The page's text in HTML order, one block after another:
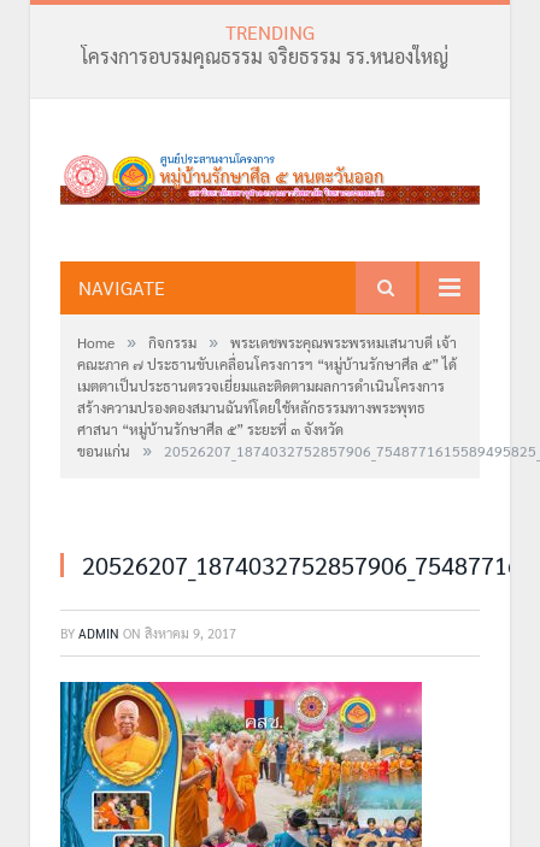
TRENDING
โครงการอบรมคุณธรรม จริยธรรม รร.หนองใหญ่
NAVIGATE
Home » กิจกรรม »
พระเดชพระคุณพระพรหมเสนาบดี เจ้า
คณะภาค ๗ ประธานขับเคลื่อนโครงการฯ “หมู่บ้านรักษาศีล ๕” ได้
เมตตาเป็นประธานตรวจเยี่ยมและติดตามผลการดำเนินโครงการ
สร้างความปรองดองสมานฉันท์โดยใช้หลักธรรมทางพระพุทธ
ศาสนา “หมู่บ้านรักษาศีล ๕” ระยะที่ ๓ จังหวัด
ขอนแก่น
»
BY ADMIN ON สิงหาคม 9, 2017